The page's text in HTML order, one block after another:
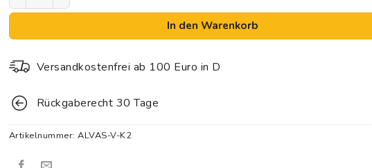
In den Warenkorb
Versandkostenfrei ab 100 Euro in D
Rückgaberecht 30 Tage
Artikelnummer:ALVAS-V-K2